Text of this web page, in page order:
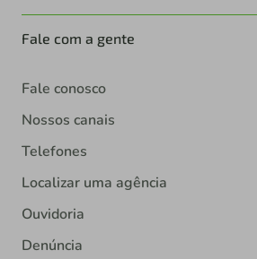
Fale com a gente
Fale conosco
Nossos canais
Telefones
Localizar uma agência
Ouvidoria
Denúncia